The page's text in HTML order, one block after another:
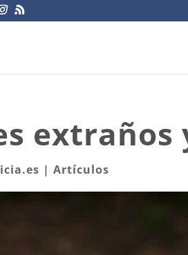
extraños
|Artículos